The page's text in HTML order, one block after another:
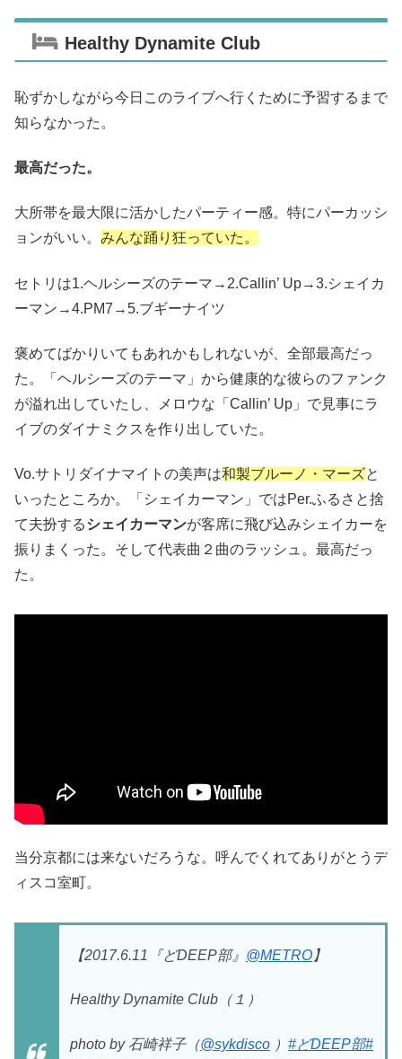
Healthy Dynamite Club
恥ずかしながら今日このライブへ行くために予習するまで
知らなかった。
最高だった。
大所帯を最大限に活かしたパーティー感。特にパーカッシ
ョンがいい。 みんな踊り狂っていた。
セトリは1.ヘルシーズのテーマ→2.Callin’ Up→3.シェイカ
ーマン→4.PM7→5.ブギーナイツ
褒めてばかりいてもあれかもしれないが、全部最高だっ
た。「ヘルシーズのテーマ」から健康的な彼らのファンク
が溢れ出していたし、メロウな「Callin’ Up」で見事にラ
イブのダイナミクスを作り出していた。
Vo.サトリダイナマイトの美声は和製ブルーノ・マーズと
いったところか。「シェイカーマン」ではPer.ふるさと捨
て夫扮するシェイカーマンが客席に飛び込みシェイカーを
振りまくった。そして代表曲２曲のラッシュ。最高だっ
た。
当分京都には来ないだろうな。呼んでくれてありがとうデ
ィスコ室町。
【2017.6.11『どDEEP部』 @METRO 】
Healthy Dynamite Club（１）
photo by 石崎祥子（@sykdisco ） #どDEEP部#